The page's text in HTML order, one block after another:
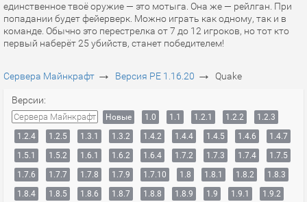
единственное твоё оружие — это мотыга. Она же — рейлган. При
попадании будет фейерверк. Можно играть как одному, так и в
команде. Обычно это перестрелка от 7 до 12 игроков, но тот кто
первый наберёт 25 убийств, станет победителем!
Сервера Майнкрафт → Версия PE 1.16.20 → Quake
Версии:
Сервера Майнкрафт Новые 1.0 1.1 1.2.1 1.2.2
1.2.3
1.2.4
1.2.5 1.3.1 1.3.2 1.4.2 1.4.4 1.4.5 1.4.6
1.4.7
1.5.1
1.5.2 1.6.1 1.6.2 1.6.4 1.7.2 1.7.3 1.7.4
1.7.5
1.7.6
1.7.7 1.7.8 1.7.9 1.7.10 1.8 1.8.1 1.8.2
1.8.3
1.8.4
1.8.5 1.8.6 1.8.7 1.8.8 1.8.9 1.9 1.9.1
1.9.2